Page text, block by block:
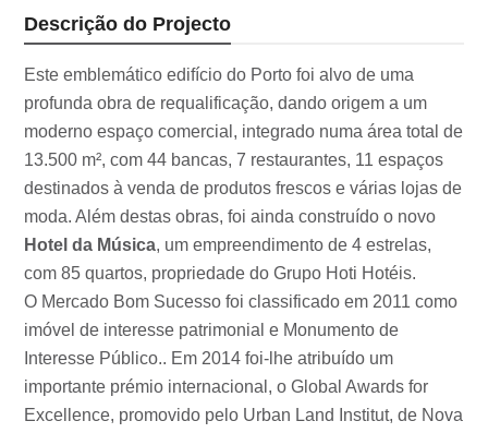
Descrição do Projecto
Este emblemático edifício do Porto foi alvo de uma
profunda obra de requalificação, dando origem a um
moderno espaço comercial, integrado numa área total de
13.500 m², com 44 bancas, 7 restaurantes, 11 espaços
destinados à venda de produtos frescos e várias lojas de
moda. Além destas obras, foi ainda construído o novo
Hotel da Música, um empreendimento de 4 estrelas,
com 85 quartos, propriedade do Grupo Hoti Hotéis.
O Mercado Bom Sucesso foi classificado em 2011 como
imóvel de interesse patrimonial e Monumento de
Interesse Público.. Em 2014 foi-lhe atribuído um
importante prémio internacional, o Global Awards for
Excellence, promovido pelo Urban Land Institut, de Nova